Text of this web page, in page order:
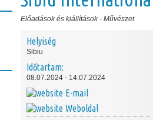
Előadások és kiállítások - Művészet
Helyiség
Sibiu
Időtartam:
08.07.2024 - 14.07.2024
E-mail
Weboldal